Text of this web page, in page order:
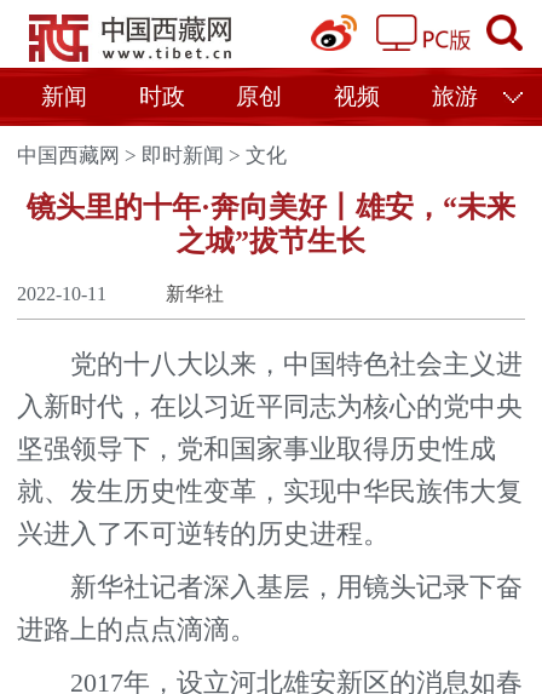
新闻 时政 原创 视频 旅游
中国西藏网 > 即时新闻 >文化
镜头里的十年·奔向美好丨雄安，“未来
之城”拔节生长
2022-10-11 新华社
党的十八大以来，中国特色社会主义进
入新时代，在以习近平同志为核心的党中央
坚强领导下，党和国家事业取得历史性成
就、发生历史性变革，实现中华民族伟大复
兴进入了不可逆转的历史进程。
新华社记者深入基层，用镜头记录下奋
进路上的点点滴滴。
2017年，设立河北雄安新区的消息如春